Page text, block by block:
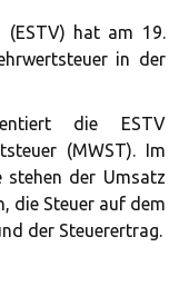
(ESTV) hat am 19.
in der
die ESTV
(MWST). Im
stehen der Umsatz
die Steuer auf dem
der Steuerertrag.